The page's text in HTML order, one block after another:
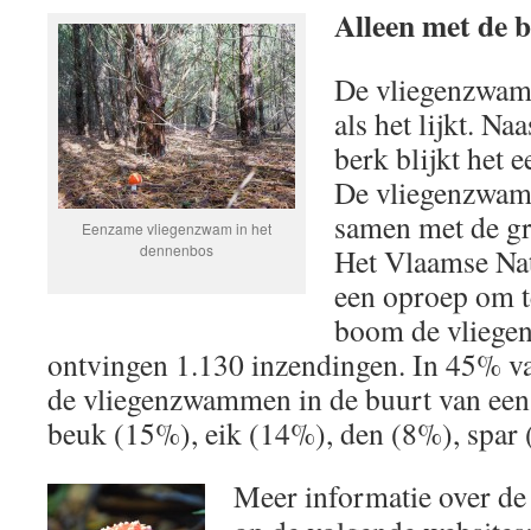
Eenzame vliegenzwam in het
dennenbos
Alleen met de
De
als het lijkt.
berk blijkt het
De
samen met de
Het Vlaamse
een oproep om
boom de
ontvingen 1.130 inzendingen. In 45%
de vliegenzwammen in de buurt van
beuk (15%), eik (14%), den (8%),
Meer informatie over